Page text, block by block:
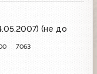
(не до
7063